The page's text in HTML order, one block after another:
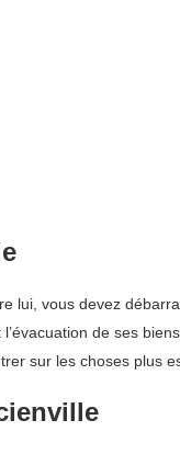
lui, vous devez
de ses
sur les choses plus